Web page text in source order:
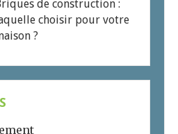
de construction :
choisir pour votre
?